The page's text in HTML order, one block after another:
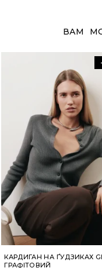
ВАМ
КАРДИГАН НА ҐУДЗИКАХ
ГРАФІТОВИЙ